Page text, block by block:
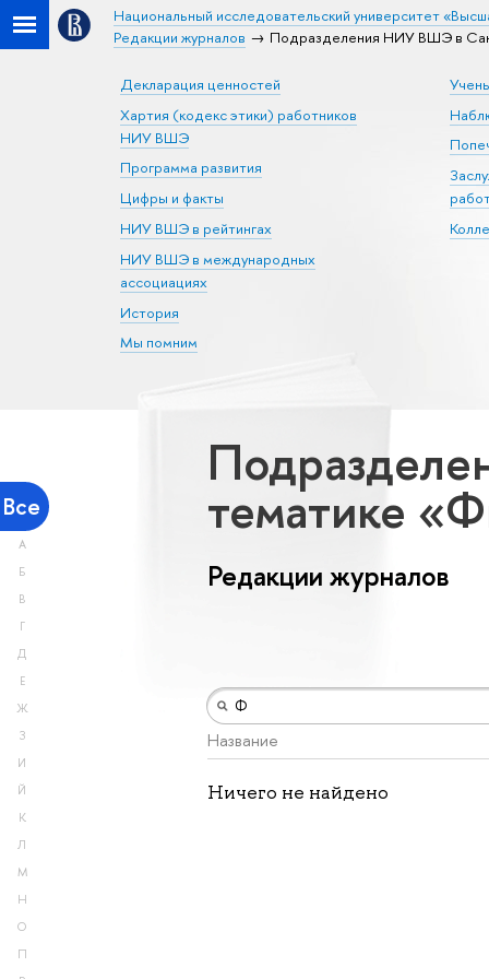
Национальный исследовательский университет
Редакции журналов
Подразделения НИУ ВШЭ в
Декларация ценностей
Хартия (кодекс этики) работников
НИУ ВШЭ
Программа развития
Цифры и факты
НИУ ВШЭ в рейтингах
НИУ ВШЭ в международных
ассоциациях
История
Мы помним
Все
А
Б
В
Г
Д
Е
Ж
З
И
Й
К
Л
М
Н
О
П
тематике
Редакции журналов
Название
Ничего не найдено